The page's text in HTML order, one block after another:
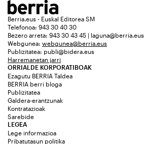
Berria.eus - Euskal Editorea SM
Telefonoa: 943 30 40 30
Bezero arreta: 943 30 43 45 | laguna@berria.eus
Webgunea: webgunea@berria.eus
Publizitatea: publi@bidera.eus
Harremanetan jarri
ORRIALDE KORPORATIBOAK
Ezagutu BERRIA Taldea
BERRIA berri bloga
Publizitatea
Galdera-erantzunak
Kontratazioak
Sarebide
LEGEA
Lege informazioa
Pribatutasun politika